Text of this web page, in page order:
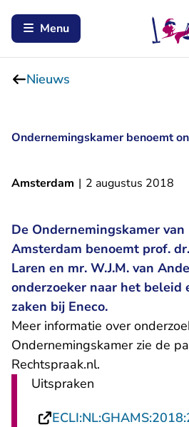
Menu
Nieuws
Ondernemingskamer benoemt
Amsterdam | 2 augustus 2018
De Ondernemingskamer
Amsterdam benoemt prof.
Laren en mr. W.J.M. van
onderzoeker naar het beleid
zaken bij Eneco.
Meer informatie over
Ondernemingskamer zie de
Rechtspraak.nl.
Uitspraken